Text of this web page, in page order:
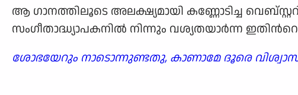
ആ ഗാനത്തിലൂടെ അലക്ഷ്യമായി കണ്ണോടിച്ച
സംഗീതാദ്ധ്യാപകനില്‍ നിന്നും വശ്യതയാര്‍ന്ന
ശോഭയേറും നാടൊന്നുണ്ടതു, കാണാമേ ദൂരെ